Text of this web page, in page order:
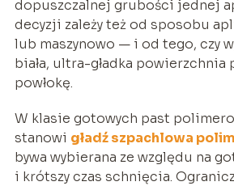
dopuszczalnej grubości jednej
decyzji zależy też od sposobu
lub maszynowo — i od tego, czy
biała, ultra-gładka powierzchnia
powłokę.
W klasie gotowych past
stanowi gładź szpachlowa
bywa wybierana ze względu na
i krótszy czas schnięcia.